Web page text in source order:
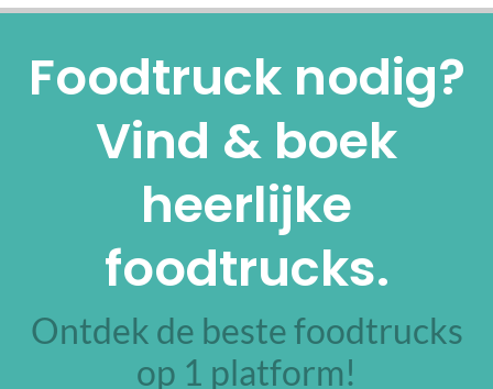
Foodtruck nodig?
Vind & boek
heerlijke
foodtrucks.
Ontdek de beste foodtrucks
op 1 platform!